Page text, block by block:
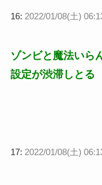
16: 2022/01/08(土)
ゾンビと魔法いら
設定が渋滞しとる
17: 2022/01/08(土)